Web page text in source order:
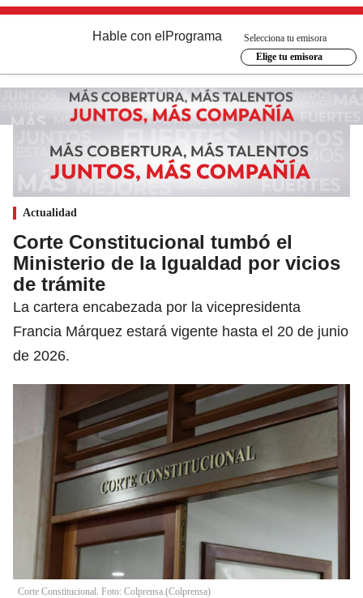
Hable con el Programa
Selecciona tu emisora
Elige tu emisora
Actualidad
Corte Constitucional tumbó el
Ministerio de la Igualdad por vicios
de trámite
La cartera encabezada por la vicepresidenta
Francia Márquez estará vigente hasta el 20 de junio
de 2026.
Corte Constitucional. Foto: Colprensa. (Colprensa)